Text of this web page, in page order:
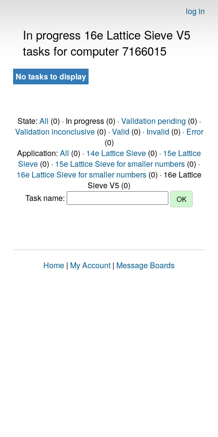
log in
In progress 16e Lattice Sieve V5
tasks for computer 7166015
No tasks to display
State: All (0) · In progress (0) · Validation pending (0) ·
Validation inconclusive(0) · Valid (0) · Invalid (0) · Error
(0)
Application: All (0) · 14e Lattice Sieve (0) · 15e Lattice
Sieve (0) · 15e Lattice Sieve for smaller numbers (0) ·
16e Lattice Sieve for smaller numbers (0) · 16e Lattice
Sieve V5 (0)
Task name:
Home | My Account | Message Boards